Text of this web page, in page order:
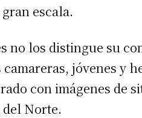
escala.
no los distingue su
jóvenes y
con imágenes de
del Norte.